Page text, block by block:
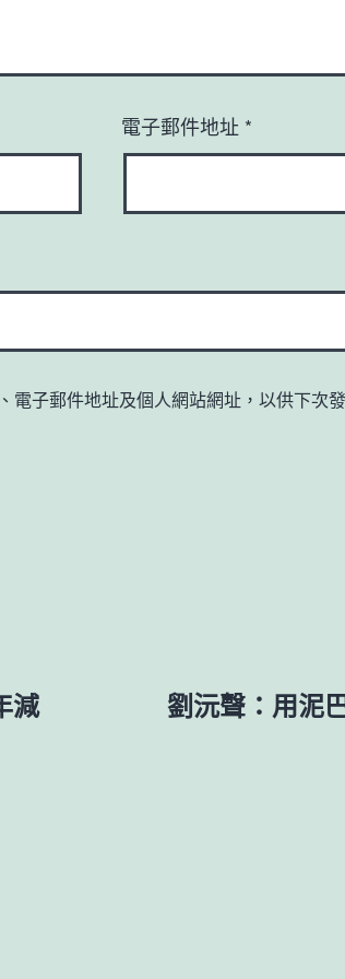
電子郵件地址 *
電子郵件地址及個人網站網址，以供下次
減
劉沅聲：用泥